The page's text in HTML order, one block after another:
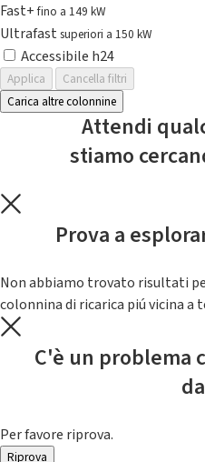
Fast+fino a 149 kW
Ultrafast superiori a 150 kW
Accessibile h24
Applica
Cancella filtri
Carica altre colonnine
Attendi
stiamo
Prova a
Non abbiamo trovato risultati
colonnina di ricarica piú vicina
C'è un problema
Per favore riprova.
Riprova